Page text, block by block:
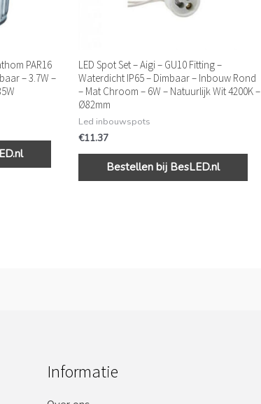
PAR16
– 3.7W –
LED Spot Set – Aigi – GU10 Fitting –
Waterdicht IP65 – Dimbaar – Inbouw Rond
– Mat Chroom – 6W – Natuurlijk Wit 4200K –
Ø82mm
Led inbouwspots
€11.37
Bestellen bij BesLED.nl
Informatie